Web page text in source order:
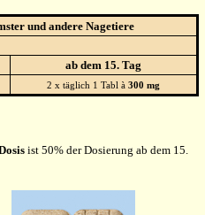
und andere Nagetiere
ab dem 15. Tag
2 x täglich 1 Tabl à 300 mg
ist 50% der Dosierung ab dem 15.